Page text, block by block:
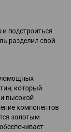
подстроиться
разделил свой
который
высокой
компонентов
золотым